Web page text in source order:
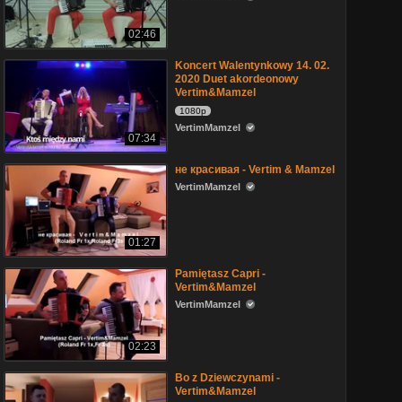
02:46
07:34
Koncert Walentynkowy 14. 02.
2020 Duet akordeonowy
Vertim&Mamzel
1080p
VertimMamzel
01:27
не красивая - Vertim & Mamzel
VertimMamzel
02:23
Pamiętasz Capri -
Vertim&Mamzel
VertimMamzel
Bo z Dziewczynami -
Vertim&Mamzel